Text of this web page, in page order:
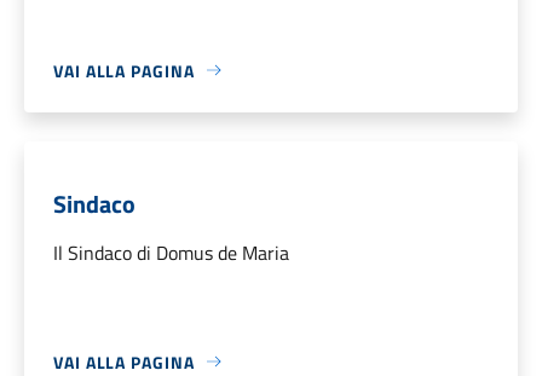
VAI ALLA PAGINA
Sindaco
Il Sindaco di Domus de Maria
VAI ALLA PAGINA